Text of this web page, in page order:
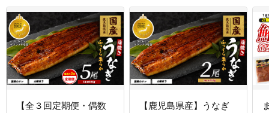
【全３回定期便・偶数
【鹿児島県産】うなぎ